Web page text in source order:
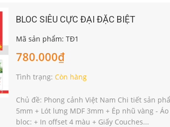
BLOC SIÊU CỰC ĐẠI ĐẶC BIỆT
Mã sản phẩm: TĐ1
780.000₫
Tình trạng: Còn hàng
Chủ đề: Phong cảnh Việt Nam Chi tiết sản
5mm + Lót lưng MDF 3mm + Ép nhũ vàng -
bloc: + In offset 4 màu + Giấy Couches...